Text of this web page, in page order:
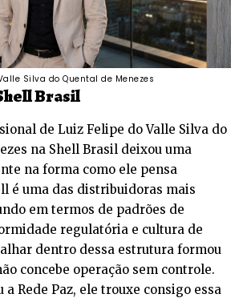
Silva do Quental de Menezes
Brasil
de Luiz Felipe do Valle Silva do
na Shell Brasil deixou uma
na forma como ele pensa
é uma das distribuidoras mais
em termos de padrões de
regulatória e cultura de
dentro dessa estrutura formou
concebe operação sem controle.
a Rede Paz, ele trouxe consigo essa